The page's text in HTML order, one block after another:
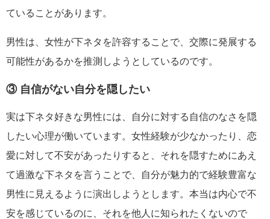
ていることがあります。
男性は、女性が下ネタを許容することで、交際に発展する
可能性があるかを推測しようとしているのです。
③ 自信がない自分を隠したい
実は下ネタ好きな男性には、自分に対する自信のなさを隠
したい心理が働いています。女性経験が少なかったり、恋
愛に対して不安があったりすると、それを隠すためにあえ
て過激な下ネタを言うことで、自分が魅力的で経験豊富な
男性に見えるように演出しようとします。本当は内心で不
安を感じているのに、それを他人に知られたくないので